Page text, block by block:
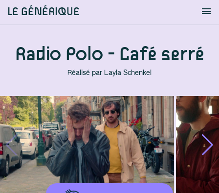
LE GÉNÉRIQUE
Radio Polo - Café serré
Réalisé par Layla Schenkel